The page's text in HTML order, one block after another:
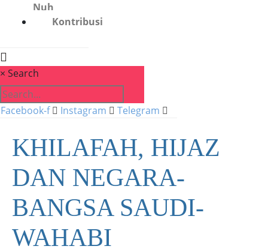
Nuh
Kontribusi
× Search
Facebook-f Instagram Telegram
KHILAFAH, HIJAZ
DAN NEGARA-
BANGSA SAUDI-
WAHABI